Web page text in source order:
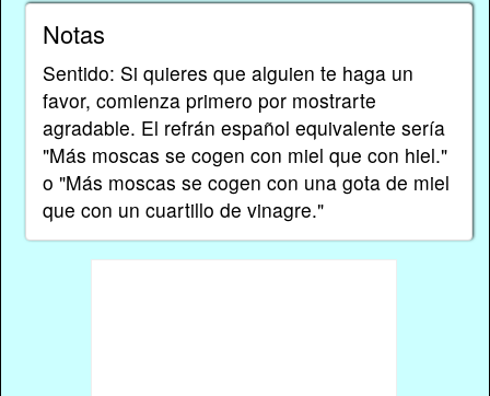
Notas
Sentido: Si quieres que alguien te haga un
favor, comienza primero por mostrarte
agradable. El refrán español equivalente sería
"Más moscas se cogen con miel que con hiel."
o "Más moscas se cogen con una gota de miel
que con un cuartillo de vinagre."